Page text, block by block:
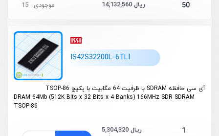
50 14,132,560 ریال موجودی : 15
IS42S32200L-6TLI
آی سی حافظه SDRAM با ظرفیت 64 مگابیت با پکیج TSOP-86
DRAM 64Mb (512K Bits x 32 Bits x 4 Banks) 166MHz SDR SDRAM
TSOP-86
1 5,304,320 ریال